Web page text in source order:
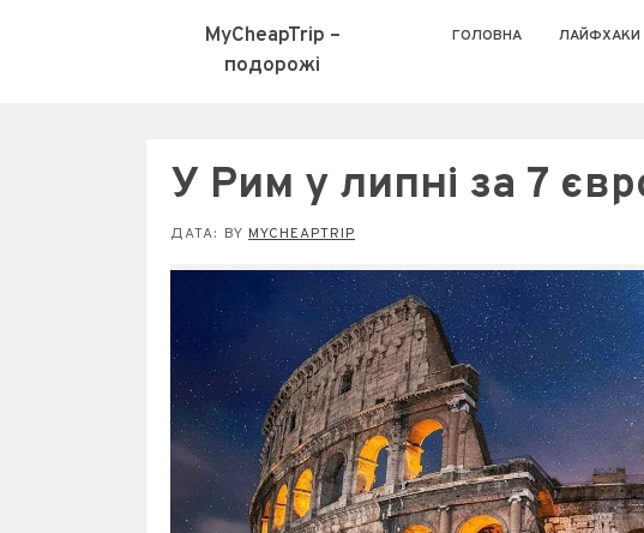
MyCheapTrip –
подорожі
ГОЛОВНА ЛАЙФХАКИ
У Рим у липні за 7
ДАТА: BY MYCHEAPTRIP